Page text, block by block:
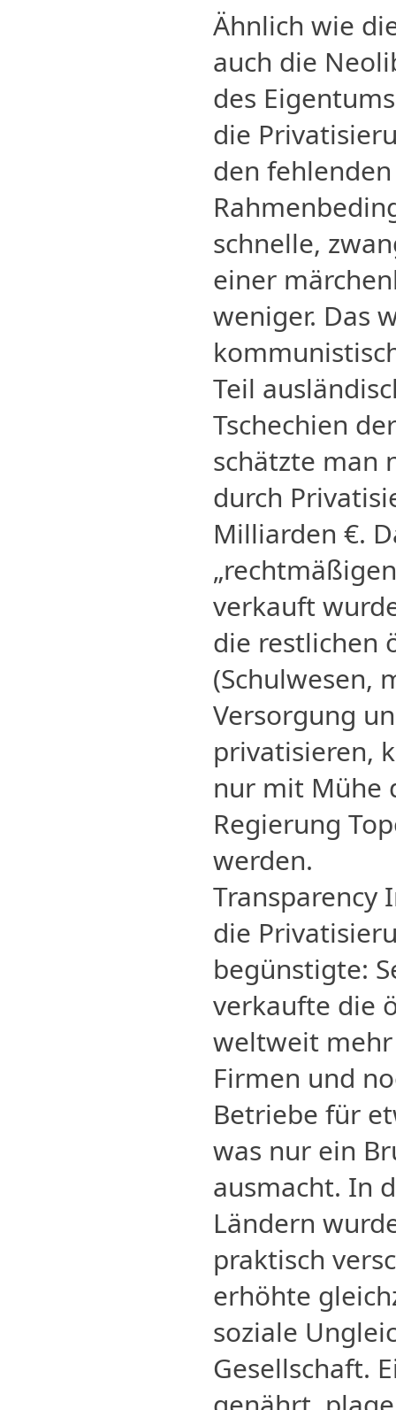
Ähnlich wie
auch die
des
die
den
schnelle,
einer
weniger. Das
Teil
Tschechien
schätzte man
durch
Milliarden €.
verkauft
die restlichen
(Schulwesen,
Versorgung
privatisieren,
nur mit Mühe
Regierung
werden.
Transparency
die
begünstigte:
verkaufte die
weltweit mehr
Firmen und
Betriebe für
was nur ein
ausmacht. In
Ländern
praktisch
erhöhte
soziale
Gesellschaft.